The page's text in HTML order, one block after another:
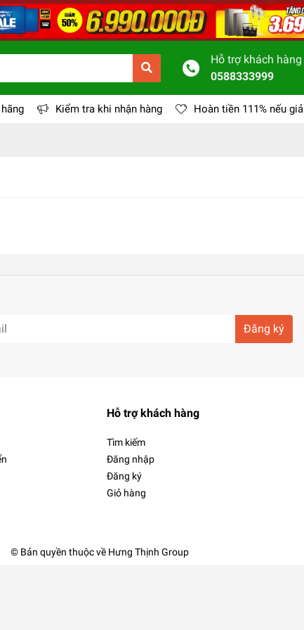
Hỗ trợ khách hàng
0588333999
Kiểm tra khi nhận hàng Hoàn tiền 111% nếu giả
Đăng ký
Hỗ trợ khách hàng
Tìm kiếm
Đăng nhập
Đăng ký
Giỏ hàng
© Bản quyền thuộc về Hưng Thịnh Group